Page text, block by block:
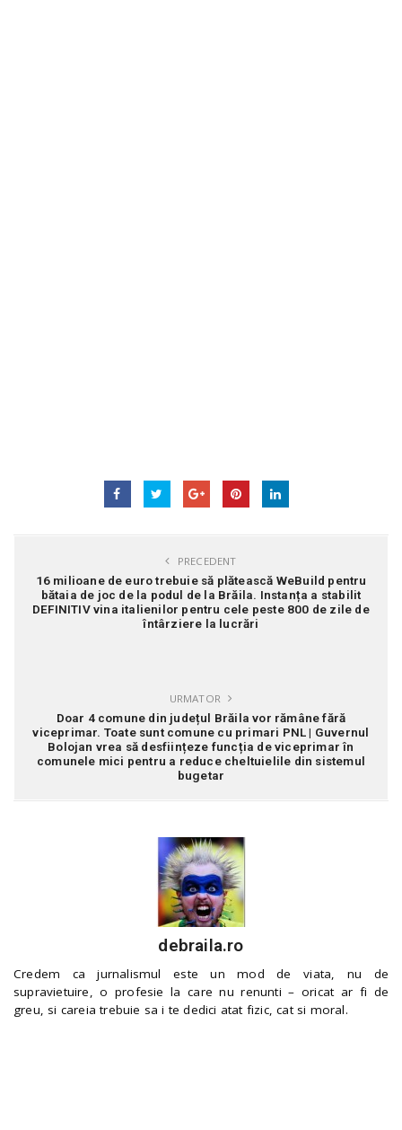
PRECEDENT
16 milioane de euro trebuie să plătească WeBuild pentru
bătaia de joc de la podul de la Brăila. Instanța a stabilit
DEFINITIV vina italienilor pentru cele peste 800 de zile de
întârziere la lucrări
URMATOR
Doar 4 comune din județul Brăila vor rămâne fără
viceprimar. Toate sunt comune cu primari PNL | Guvernul
Bolojan vrea să desființeze funcția de viceprimar în
comunele mici pentru a reduce cheltuielile din sistemul
bugetar
debraila.ro
Credem ca jurnalismul este un mod de viata, nu de
supravietuire, o profesie la care nu renunti – oricat ar fi de
greu, si careia trebuie sa i te dedici atat fizic, cat si moral.